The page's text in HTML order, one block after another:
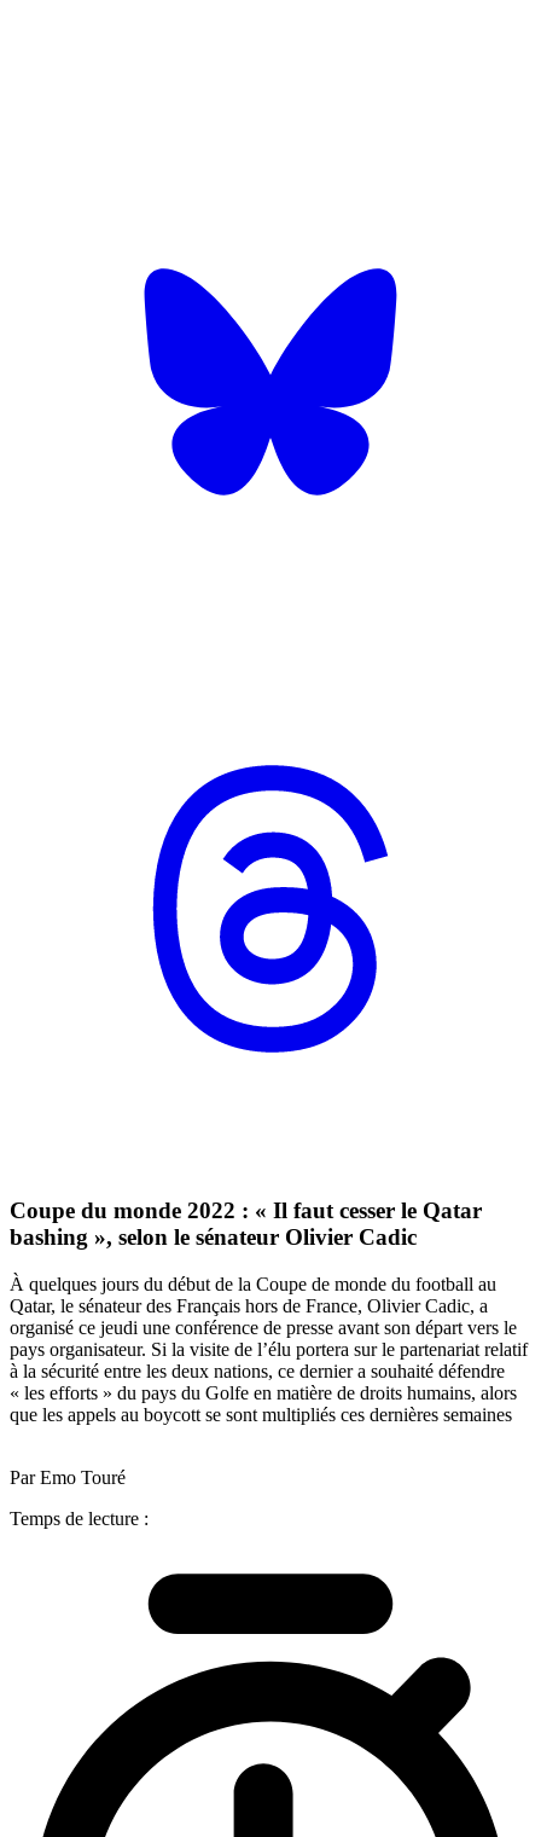
Coupe du monde 2022 : « Il faut cesser le Qatar
bashing », selon le sénateur Olivier Cadic
À quelques jours du début de la Coupe de monde du football au
Qatar, le sénateur des Français hors de France, Olivier Cadic, a
organisé ce jeudi une conférence de presse avant son départ vers le
pays organisateur. Si la visite de l’élu portera sur le partenariat relatif
à la sécurité entre les deux nations, ce dernier a souhaité défendre
« les efforts » du pays du Golfe en matière de droits humains, alors
que les appels au boycott se sont multipliés ces dernières semaines
Par Emo Touré
Temps de lecture :